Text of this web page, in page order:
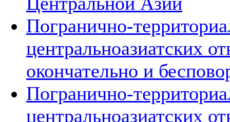
Погранично-
центральноазиатских
окончательно и
Погранично-
центральноазиатских